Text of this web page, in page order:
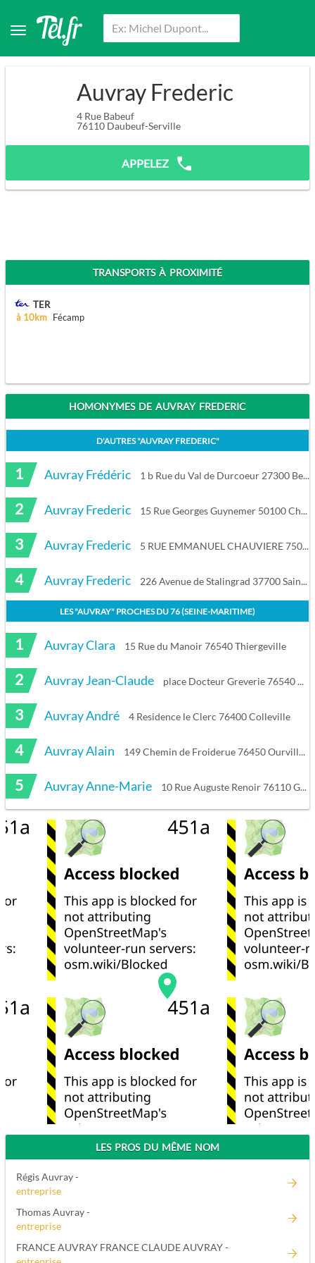
Auvray Frederic
4 Rue Babeuf
76110 Daubeuf-Serville
APPELEZ
TRANSPORTS À PROXIMITÉ
TER
à 10km
Fécamp
HOMONYMES DE AUVRAY FREDERIC
D'AUTRES "AUVRAY FREDERIC"
1 Auvray Frédéric 1 b Rue du Val de Durcoeur 27300 Bernay
2 Auvray Frederic 15 Rue Georges Guynemer 50100 Cherbourg-Octeville
3 Auvray Frederic 5 RUE EMMANUEL CHAUVIERE 75015 Paris
4 Auvray Frederic 226 Avenue de Stalingrad 37700 Saint-Pierre-des-Corps
LES "AUVRAY" PROCHES DU76 (SEINE-MARITIME)
1 Auvray Clara 15 Rue du Manoir 76540 Thiergeville
2 Auvray Jean-Claude place Docteur Greverie 76540 Valmont
3 Auvray André 4 Residence le Clerc 76400 Colleville
4 Auvray Alain 149 Chemin de Froiderue 76450 Ourville-en-Caux
5 Auvray Anne-Marie 10 Rue Auguste Renoir 76110 Goderville
LES PROS DU MÊME NOM
Régis Auvray -
entreprise
Thomas Auvray -
entreprise
FRANCE AUVRAY FRANCE CLAUDE AUVRAY -